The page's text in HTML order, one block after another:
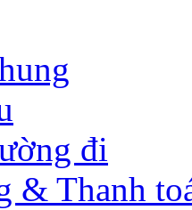
đi
& Thanh